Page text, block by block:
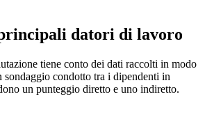
datori di lavoro
tiene conto dei dati raccolti in modo
sondaggio condotto tra i dipendenti in
un punteggio diretto e uno indiretto.